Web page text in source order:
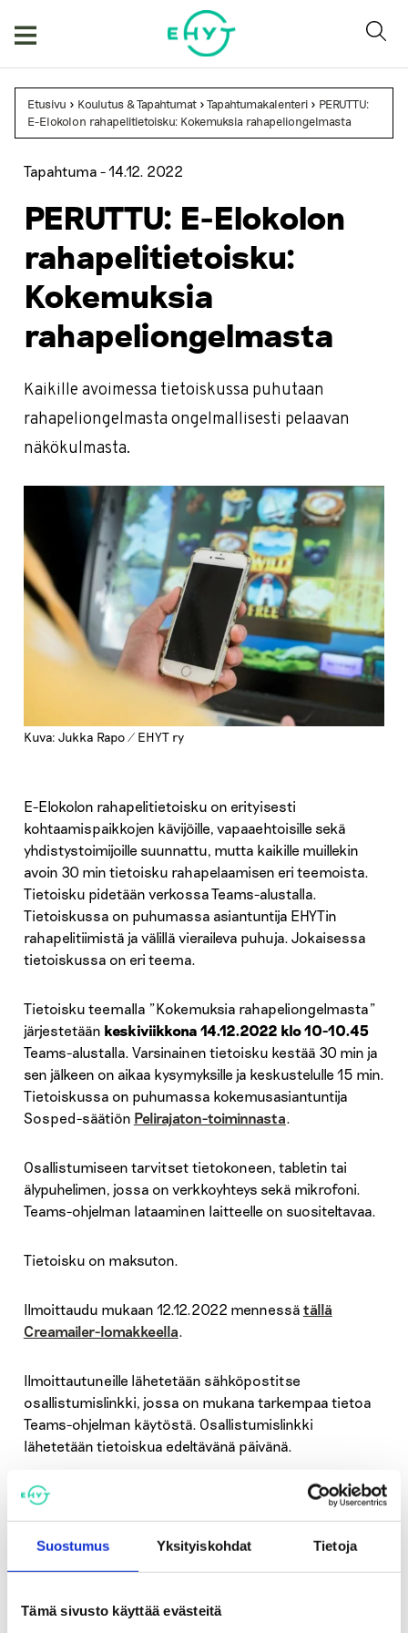
Suostumus Yksityiskohdat Tietoja
Tämä sivusto käyttää evästeitä
Etusivu > Koulutus & Tapahtumat >Tapahtumakalenteri > PERUTTU:
E-Elokolon rahapelitietoisku: Kokemuksia rahapeliongelmasta
Tapahtuma -14.12. 2022
PERUTTU: E-Elokolon
rahapelitietoisku:
Kokemuksia
rahapeliongelmasta
Kaikille avoimessa tietoiskussa puhutaan
rahapeliongelmasta ongelmallisesti pelaavan
näkökulmasta.
Kuva: Jukka Rapo / EHYT ry
E-Elokolon rahapelitietoisku on erityisesti
kohtaamispaikkojen kävijöille, vapaaehtoisille sekä
yhdistystoimijoille suunnattu, mutta kaikille muillekin
avoin 30 min tietoisku rahapelaamisen eri teemoista.
Tietoisku pidetään verkossa Teams-alustalla.
Tietoiskussa on puhumassa asiantuntija EHYTin
rahapelitiimistä ja välillä vieraileva puhuja. Jokaisessa
tietoiskussa on eri teema.
Tietoisku teemalla ”Kokemuksia rahapeliongelmasta”
järjestetään keskiviikkona 14.12.2022 klo 10-10.45
Teams-alustalla. Varsinainen tietoisku kestää 30 min ja
sen jälkeen on aikaa kysymyksille ja keskustelulle 15 min.
Tietoiskussa on puhumassa kokemusasiantuntija
Sosped-säätiön Pelirajaton-toiminnasta.
Osallistumiseen tarvitset tietokoneen, tabletin tai
älypuhelimen, jossa on verkkoyhteys sekä mikrofoni.
Teams-ohjelman lataaminen laitteelle on suositeltavaa.
Tietoisku on maksuton.
Ilmoittaudu mukaan 12.12.2022 mennessä tällä
Creamailer-lomakkeella.
Ilmoittautuneille lähetetään sähköpostitse
osallistumislinkki, jossa on mukana tarkempaa tietoa
Teams-ohjelman käytöstä. Osallistumislinkki
lähetetään tietoiskua edeltävänä päivänä.
Tervetuloa mukaan tietoiskuun!
Lisätietoja: